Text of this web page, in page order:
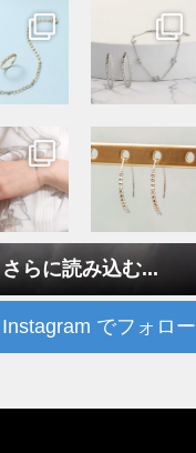
さらに読み込む...
Instagram でフォロー